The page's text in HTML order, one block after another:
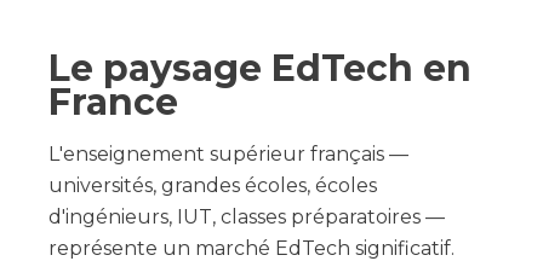
Le paysage EdTech en
France
L'enseignement supérieur français —
universités, grandes écoles, écoles
d'ingénieurs, IUT, classes préparatoires —
représente un marché EdTech significatif.